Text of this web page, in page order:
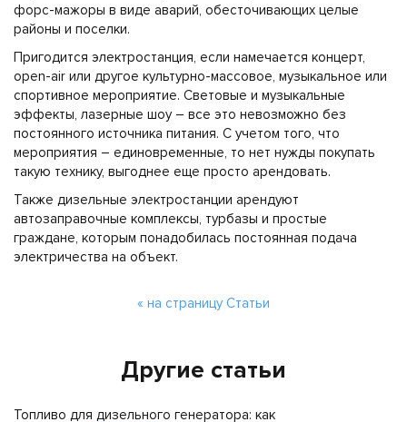
форс-мажоры в виде аварий, обесточивающих целые
районы и поселки.
Пригодится электростанция, если намечается концерт,
open-air или другое культурно-массовое, музыкальное или
спортивное мероприятие. Световые и музыкальные
эффекты, лазерные шоу – все это невозможно без
постоянного источника питания. С учетом того, что
мероприятия – единовременные, то нет нужды покупать
такую технику, выгоднее еще просто арендовать.
Также дизельные электростанции арендуют
автозаправочные комплексы, турбазы и простые
граждане, которым понадобилась постоянная подача
электричества на объект.
« на страницу Статьи
Другие статьи
Топливо для дизельного генератора: как